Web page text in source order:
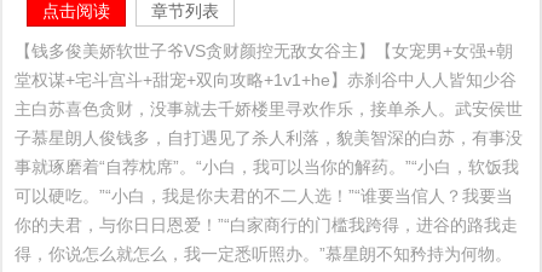
点击阅读 章节列表
【钱多俊美娇软世子爷VS贪财颜控无敌女谷主】【女宠男+女强+朝
堂权谋+宅斗宫斗+甜宠+双向攻略+1v1+he】赤刹谷中人人皆知少谷
主白苏喜色贪财，没事就去千娇楼里寻欢作乐，接单杀人。武安侯世
子慕星朗人俊钱多，自打遇见了杀人利落，貌美智深的白苏，有事没
事就琢磨着“自荐枕席”。“小白，我可以当你的解药。”“小白，软饭我
可以硬吃。”“小白，我是你夫君的不二人选！”“谁要当倌人？我要当
你的夫君，与你日日恩爱！”“白家商行的门槛我跨得，进谷的路我走
得，你说怎么就怎么，我一定悉听照办。”慕星朗不知矜持为何物。